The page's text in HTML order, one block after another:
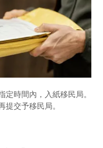
定時間內，入紙移民局。
提交予移民局。